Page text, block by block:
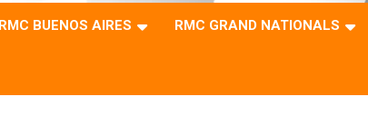
RMC BUENOS AIRES RMC GRAND NATIONALS